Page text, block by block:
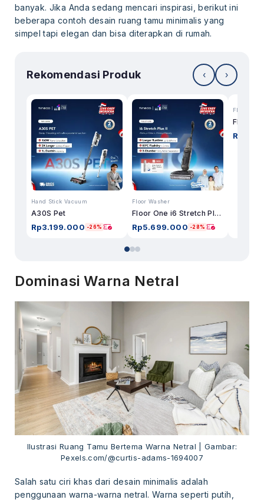
banyak. Jika Anda sedang mencari inspirasi, berikut ini
beberapa contoh desain ruang tamu minimalis yang
simpel tapi elegan dan bisa diterapkan di rumah.
Rekomendasi Produk ‹ ›
Hand Stick Vacuum
A30S Pet
Rp3.199.000 -26%
Floor Washer
Floor One i6 Stretch Plus II
Rp5.699.000 -28%
Floor
Rp
Dominasi Warna Netral
Ilustrasi Ruang Tamu Bertema Warna Netral | Gambar:
Pexels.com/@curtis-adams-1694007
Salah satu ciri khas dari desain minimalis adalah
penggunaan warna-warna netral. Warna seperti putih,